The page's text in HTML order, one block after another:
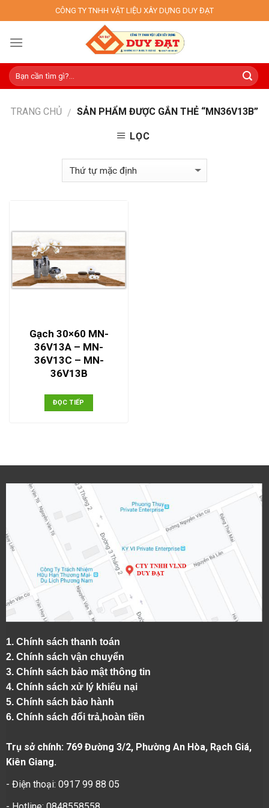
to
content
CÔNG TY TNHH VẬT LIỆU XÂY DỰNG DUY ĐẠT
TRANG CHỦ / SẢN PHẨM ĐƯỢC GẮN THẺ “MN36V13B”
LỌC
Gạch 30×60 MN-
36V13A – MN-
36V13C – MN-
36V13B
ĐỌC TIẾP
1. Chính sách thanh toán
2. Chính sách vận chuyển
3. Chính sách bảo mật thông tin
4. Chính sách xử lý khiếu nại
5. Chính sách bảo hành
6. Chính sách đổi trả,hoàn tiền
Trụ sở chính: 769 Đường 3/2, Phường An Hòa, Rạch Giá,
Kiên Giang.
- Điện thoại: 0917 99 88 05